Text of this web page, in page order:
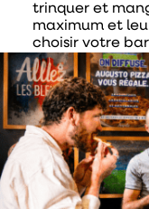
trinquer et
maximum et
choisir votre